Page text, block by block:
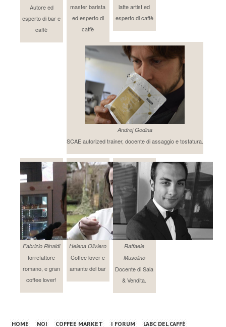
Autore ed
esperto di bar e
caffè
master barista
ed esperto di
caffè
latte artist ed
esperto di caffè
Andrej Godina
SCAE autorized trainer, docente di assaggio e tostatura.
Fabrizio Rinaldi
torrefattore
romano, e gran
coffee lover!
Helena Oliviero
Coffee lover e
amante del bar
Raffaele
Musolino
Docente di Sala
& Vendita.
HOME NOI COFFEE MARKET I FORUM L’ABC DEL CAFFÈ